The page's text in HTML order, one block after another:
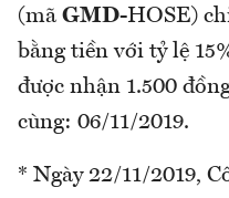
(mã GMD-HOSE)
bằng tiền với tỷ lệ
được nhận 1.500
cùng: 06/11/2019.
* Ngày 22/11/2019,